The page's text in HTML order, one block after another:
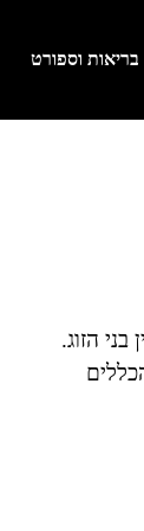
בריאות וספורט
הזוג.